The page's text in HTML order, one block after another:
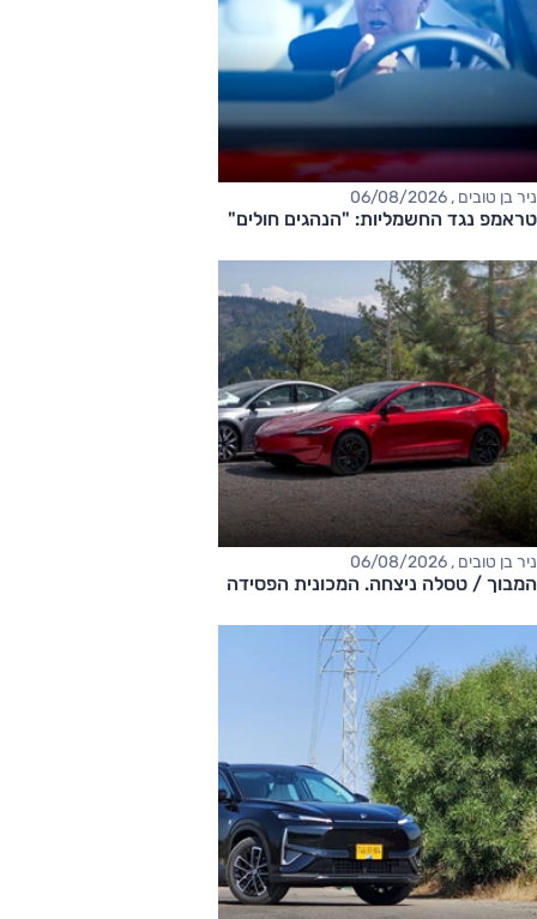
ניר בן טובים , 06/08/2026
טראמפ נגד החשמליות: "הנהגים חולים"
ניר בן טובים , 06/08/2026
המבוך / טסלה ניצחה. המכונית הפסידה